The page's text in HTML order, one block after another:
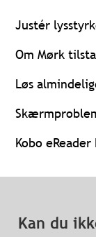
Justér
Om Mørk
Løs
Kobo
Kan du